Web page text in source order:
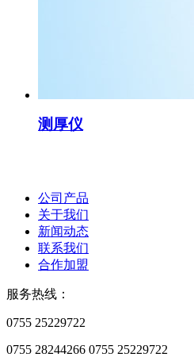
测厚仪
公司产品
关于我们
新闻动态
联系我们
合作加盟
服务热线：
0755 25229722
0755 28244266 0755 25229722